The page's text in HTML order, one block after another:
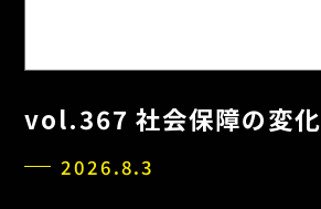
vol.367 社会保障の変化
2026.8.3